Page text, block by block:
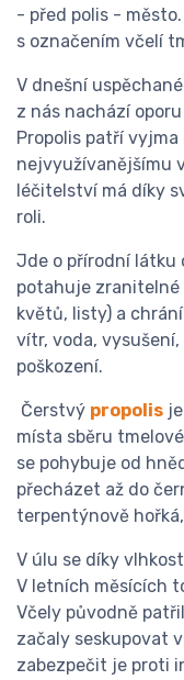
- před polis -
s označením včelí
V dnešní
z nás nachází
Propolis patří
nejvyužívanějšímu
léčitelství má díky
roli.
Jde o přírodní látku
potahuje zranitelné
květů, listy) a
vítr, voda,
poškození.
Čerstvý propolis
místa sběru
se pohybuje od
přecházet až do
terpentýnově
V úlu se díky
V letních měsících
Včely původně
začaly seskupovat
zabezpečit je proti